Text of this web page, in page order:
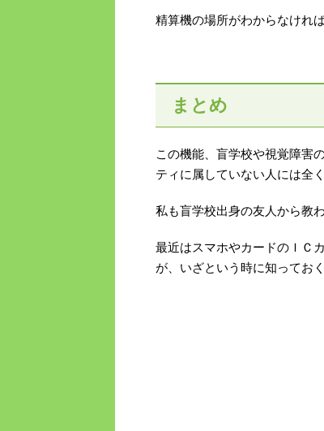
精算機の場所がわからなけれ
まとめ
この機能、盲学校や視覚障害
ティに属していない人には全
私も盲学校出身の友人から教
最近はスマホやカードのＩＣ
が、いざという時に知ってお